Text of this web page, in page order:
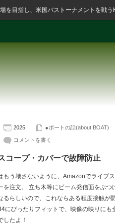
を目指し、米国バストーナメントを戦う
2025 ●ボートの話(about BOAT)
コメントを書く
コープ・カバーで故障防止
もう壊さないように、Amazonでライブ
を注文。 立ち木等にビーム発信面をぶつ
るらしいので、これならある程度接触が
にぴったりフィットで、映像の映りにも
したよ！